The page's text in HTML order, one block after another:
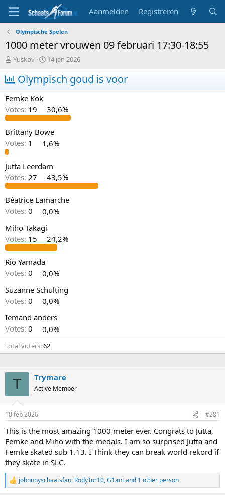
Aanmelden Registreren
Olympische Spelen
1000 meter vrouwen 09 februari 17:30-18:55
T
o
p
i
c
s
t
a
r
t
Yuskov
S
t
a
r
a
t
u
m
14 jan 2026
Olympisch goud is voor
Femke Kok
Votes: 19 30,6%
Brittany Bowe
Votes: 1 1,6%
Jutta Leerdam
Votes: 27 43,5%
Béatrice Lamarche
Votes: 0
0,0%
Miho Takagi
Votes: 15 24,2%
Rio Yamada
Votes: 0
0,0%
Suzanne Schulting
Votes: 0
0,0%
Iemand anders
Votes: 0 0,0%
Total voters 62
T Trymare
Active Member
10 feb 2026 #281
This is the most amazing 1000 meter ever. Congrats to Jutta,
Femke and Miho with the medals. I am so surprised Jutta and
Femke skated sub 1.13. I Think they can break world rekord if
they skate in SLC.
R
e
johnnnyschaatsfan, RodyTur10,G1antand 1 other person